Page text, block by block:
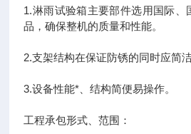
1.淋雨试验箱主要部件选用国际、
品，确保整机的质量和性能。
2.支架结构在保证防锈的同时应简洁
3.设备性能*、结构简便易操作。
工程承包形式、范围：